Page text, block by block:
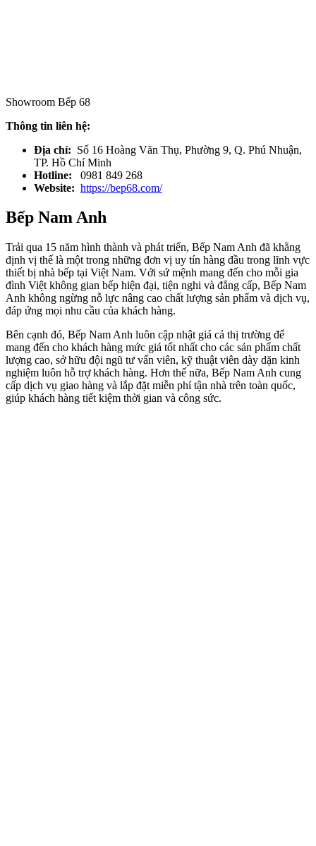
Showroom Bếp 68
Thông tin liên hệ:
Địa chỉ: Số 16 Hoàng Văn Thụ, Phường 9, Q. Phú Nhuận,
TP. Hồ Chí Minh
Hotline:
0981 849 268
Website: https://bep68.com/
Bếp Nam Anh
Trải qua 15 năm hình thành và phát triển, Bếp Nam Anh đã khẳng
định vị thế là một trong những đơn vị uy tín hàng đầu trong lĩnh vực
thiết bị nhà bếp tại Việt Nam. Với sứ mệnh mang đến cho mỗi gia
đình Việt không gian bếp hiện đại, tiện nghi và đẳng cấp, Bếp Nam
Anh không ngừng nỗ lực nâng cao chất lượng sản phẩm và dịch vụ,
đáp ứng mọi nhu cầu của khách hàng.
Bên cạnh đó, Bếp Nam Anh luôn cập nhật giá cả thị trường để
mang đến cho khách hàng mức giá tốt nhất cho các sản phẩm chất
lượng cao, sở hữu đội ngũ tư vấn viên, kỹ thuật viên dày dặn kinh
nghiệm luôn hỗ trợ khách hàng. Hơn thế nữa, Bếp Nam Anh cung
cấp dịch vụ giao hàng và lắp đặt miễn phí tận nhà trên toàn quốc,
giúp khách hàng tiết kiệm thời gian và công sức.